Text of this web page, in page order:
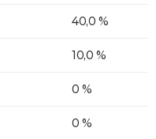
40,0 %
10,0 %
0 %
0 %